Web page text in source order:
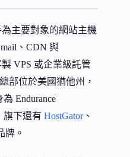
為主要對象的網站主機
、CDN 與
VPS 或企業級託管
部位於美國猶他州，
Endurance
旗下還有 HostGator、
牌。